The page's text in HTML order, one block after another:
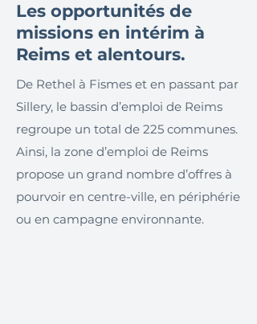
Les opportunités de
missions en intérim à
Reims et alentours.
De Rethel à Fismes et en passant par
Sillery, le bassin d’emploi de Reims
regroupe un total de 225 communes.
Ainsi, la zone d’emploi de Reims
propose un grand nombre d’offres à
pourvoir en centre-ville, en périphérie
ou en campagne environnante.